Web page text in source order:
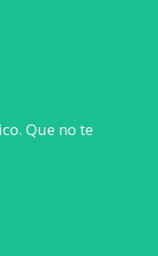
Que no te